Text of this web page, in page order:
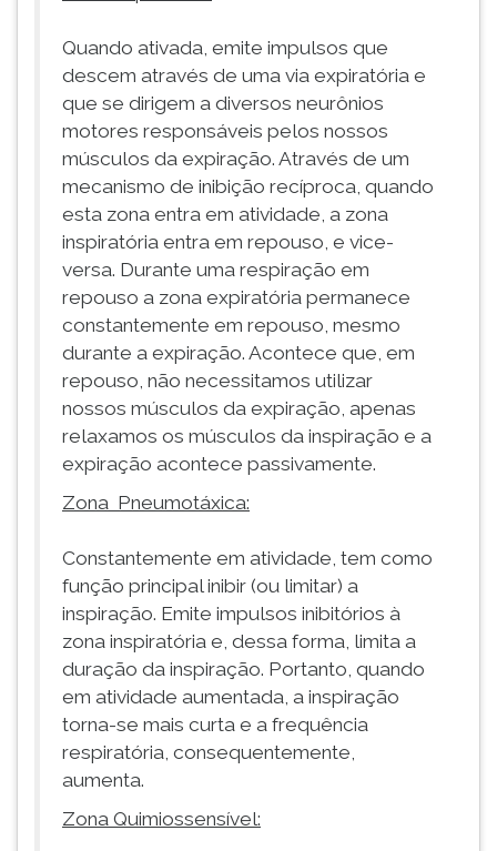
Quando ativada, emite impulsos que
descem através de uma via expiratória e
que se dirigem a diversos neurônios
motores responsáveis pelos nossos
músculos da expiração. Através de um
mecanismo de inibição recíproca, quando
esta zona entra em atividade, a zona
inspiratória entra em repouso, e vice-
versa. Durante uma respiração em
repouso a zona expiratória permanece
constantemente em repouso, mesmo
durante a expiração. Acontece que, em
repouso, não necessitamos utilizar
nossos músculos da expiração, apenas
relaxamos os músculos da inspiração e a
expiração acontece passivamente.
Zona Pneumotáxica:
Constantemente em atividade, tem como
função principal inibir (ou limitar) a
inspiração. Emite impulsos inibitórios à
zona inspiratória e, dessa forma, limita a
duração da inspiração. Portanto, quando
em atividade aumentada, a inspiração
torna-se mais curta e a frequência
respiratória, consequentemente,
aumenta.
Zona Quimiossensível: